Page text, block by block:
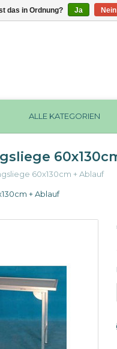
ALLE KATEGORIEN
60x130cm + Ablauf
+ Ablauf
das in Ordnung? Ja Nein